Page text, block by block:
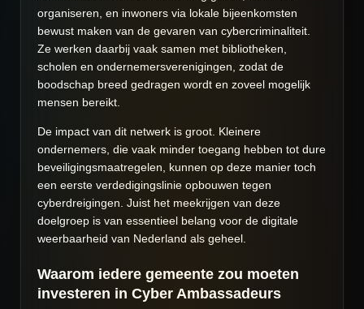
organiseren, en inwoners via lokale bijeenkomsten
bewust maken van de gevaren van cybercriminaliteit.
Ze werken daarbij vaak samen met bibliotheken,
scholen en ondernemersverenigingen, zodat de
boodschap breed gedragen wordt en zoveel mogelijk
mensen bereikt.
De impact van dit netwerk is groot. Kleinere
ondernemers, die vaak minder toegang hebben tot dure
beveiligingsmaatregelen, kunnen op deze manier toch
een eerste verdedigingslinie opbouwen tegen
cyberdreigingen. Juist het meekrijgen van deze
doelgroep is van essentieel belang voor de digitale
weerbaarheid van Nederland als geheel.
Waarom iedere gemeente zou moeten
investeren in Cyber Ambassadeurs